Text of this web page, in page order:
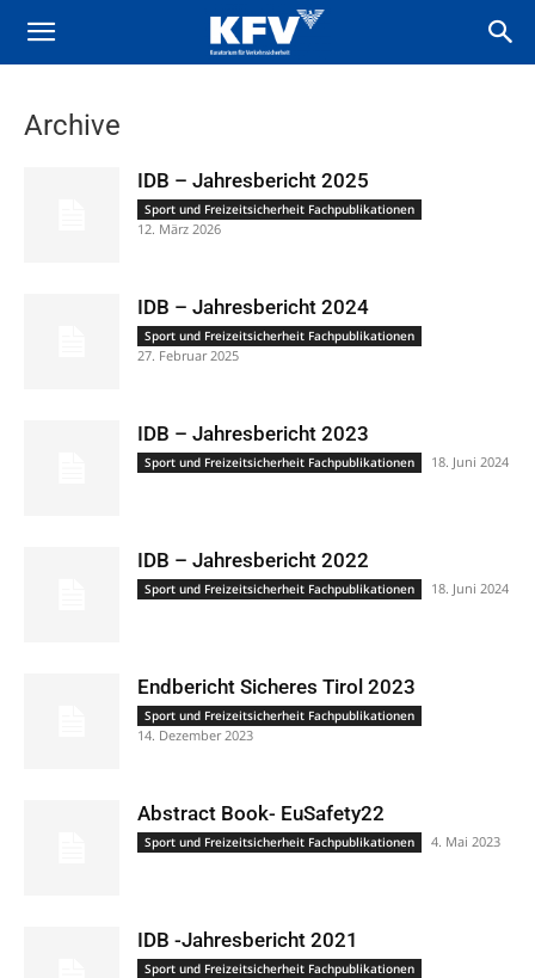
Archive
IDB – Jahresbericht 2025
Sport und Freizeitsicherheit Fachpublikationen
12. März 2026
IDB – Jahresbericht 2024
Sport und Freizeitsicherheit Fachpublikationen
27. Februar 2025
IDB – Jahresbericht 2023
Sport und Freizeitsicherheit Fachpublikationen 18. Juni 2024
IDB – Jahresbericht 2022
Sport und Freizeitsicherheit Fachpublikationen 18. Juni 2024
Endbericht Sicheres Tirol 2023
Sport und Freizeitsicherheit Fachpublikationen
14. Dezember 2023
Abstract Book- EuSafety22
Sport und Freizeitsicherheit Fachpublikationen 4. Mai 2023
IDB -Jahresbericht 2021
Sport und Freizeitsicherheit Fachpublikationen